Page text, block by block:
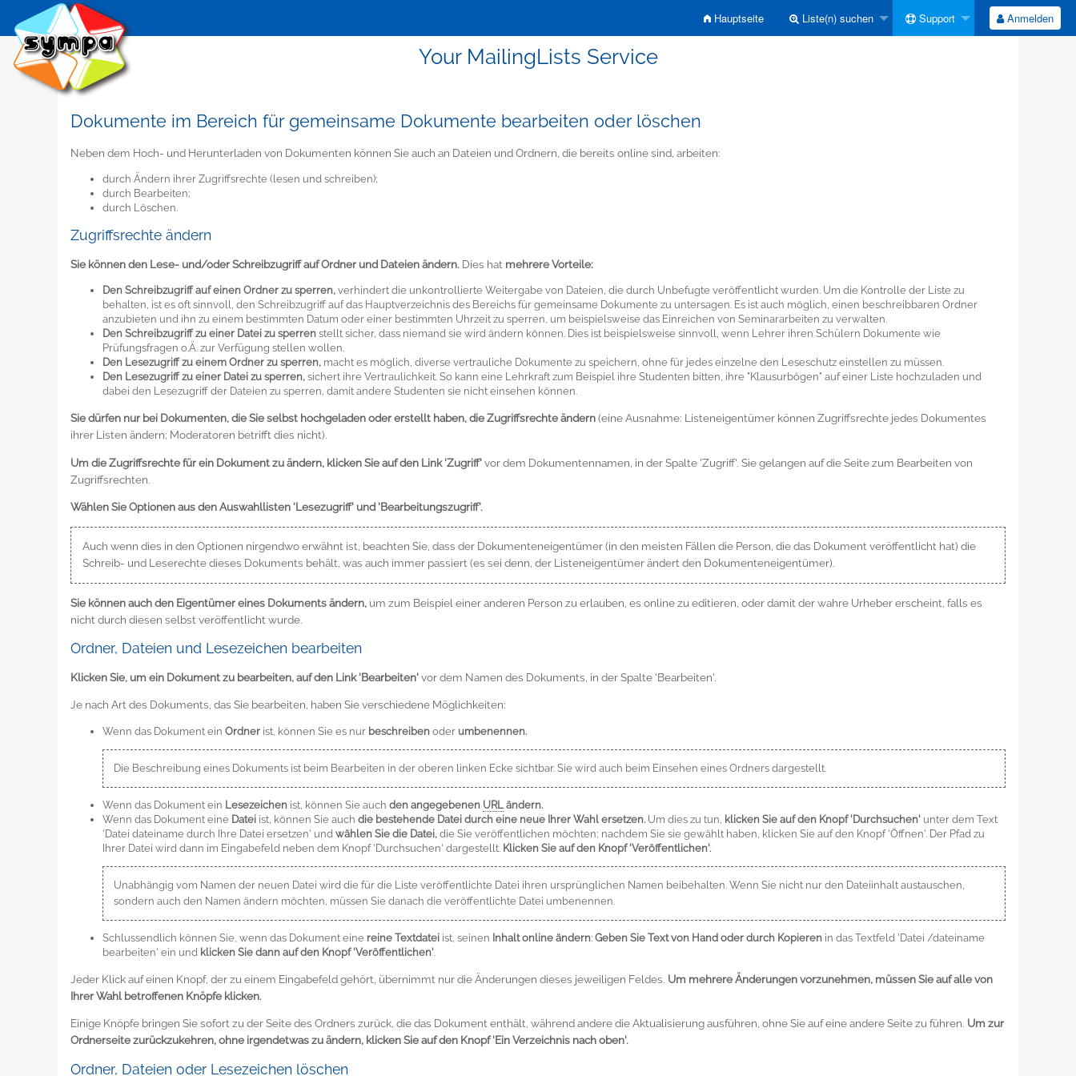
Hauptseite Liste(n) suchen Support Anmelden
Your MailingLists Service
Dokumente im Bereich für gemeinsame Dokumente bearbeiten oder löschen
Neben dem Hoch- und Herunterladen von Dokumenten können Sie auch an Dateien und Ordnern, die bereits online sind, arbeiten:
durch Ändern ihrer Zugriffsrechte (lesen und schreiben);
durch Bearbeiten;
durch Löschen.
Zugriffsrechte ändern
Sie können den Lese- und/oder Schreibzugriff auf Ordner und Dateien ändern. Dies hat mehrere Vorteile:
Den Schreibzugriff auf einen Ordner zu sperren, verhindert die unkontrollierte Weitergabe von Dateien, die durch Unbefugte veröffentlicht wurden. Um die Kontrolle der Liste zu
behalten, ist es oft sinnvoll, den Schreibzugriff auf das Hauptverzeichnis des Bereichs für gemeinsame Dokumente zu untersagen. Es ist auch möglich, einen beschreibbaren Ordner
anzubieten und ihn zu einem bestimmten Datum oder einer bestimmten Uhrzeit zu sperren, um beispielsweise das Einreichen von Seminararbeiten zu verwalten.
Den Schreibzugriff zu einer Datei zu sperren stellt sicher, dass niemand sie wird ändern können. Dies ist beispielsweise sinnvoll, wenn Lehrer ihren Schülern Dokumente wie
Prüfungsfragen o.Ä. zur Verfügung stellen wollen.
Den Lesezugriff zu einem Ordner zu sperren, macht es möglich, diverse vertrauliche Dokumente zu speichern, ohne für jedes einzelne den Leseschutz einstellen zu müssen.
Den Lesezugriff zu einer Datei zu sperren, sichert ihre Vertraulichkeit. So kann eine Lehrkraft zum Beispiel ihre Studenten bitten, ihre "Klausurbögen" auf einer Liste hochzuladen und
dabei den Lesezugriff der Dateien zu sperren, damit andere Studenten sie nicht einsehen können.
Sie dürfen nur bei Dokumenten, die Sie selbst hochgeladen oder erstellt haben, die Zugriffsrechte ändern(eine Ausnahme: Listeneigentümer können Zugriffsrechte jedes Dokumentes
ihrer Listen ändern; Moderatoren betrifft dies nicht).
Um die Zugriffsrechte für ein Dokument zu ändern, klicken Sie auf den Link 'Zugriff'vor dem Dokumentennamen, in der Spalte 'Zugriff'. Sie gelangen auf die Seite zum Bearbeiten von
Zugriffsrechten.
Wählen Sie Optionen aus den Auswahllisten 'Lesezugriff' und 'Bearbeitungszugriff'.
Auch wenn dies in den Optionen nirgendwo erwähnt ist, beachten Sie, dass der Dokumenteneigentümer (in den meisten Fällen die Person, die das Dokument veröffentlicht hat) die
Schreib- und Leserechte dieses Dokuments behält, was auch immer passiert (es sei denn, der Listeneigentümer ändert den Dokumenteneigentümer).
Sie können auch den Eigentümer eines Dokuments ändern, um zum Beispiel einer anderen Person zu erlauben, es online zu editieren, oder damit der wahre Urheber erscheint, falls es
nicht durch diesen selbst veröffentlicht wurde.
Ordner, Dateien und Lesezeichen bearbeiten
Klicken Sie, um ein Dokument zu bearbeiten, auf den Link 'Bearbeiten'vor dem Namen des Dokuments, in der Spalte 'Bearbeiten'.
Je nach Art des Dokuments, das Sie bearbeiten, haben Sie verschiedene Möglichkeiten:
Wenn das Dokument ein Ordner ist, können Sie es nur beschreiben oder umbenennen.
Die Beschreibung eines Dokuments ist beim Bearbeiten in der oberen linken Ecke sichtbar. Sie wird auch beim Einsehen eines Ordners dargestellt.
Wenn das Dokument ein Lesezeichen ist, können Sie auch den angegebenen URL ändern.
Wenn das Dokument eine Datei ist, können Sie auch die bestehende Datei durch eine neue Ihrer Wahl ersetzen. Um dies zu tun, klicken Sie auf den Knopf 'Durchsuchen' unter dem Text
'Datei dateiname durch Ihre Datei ersetzen' und wählen Sie die Datei, die Sie veröffentlichen möchten; nachdem Sie sie gewählt haben, klicken Sie auf den Knopf 'Öffnen'. Der Pfad zu
Ihrer Datei wird dann im Eingabefeld neben dem Knopf 'Durchsuchen' dargestellt. Klicken Sie auf den Knopf 'Veröffentlichen'.
Unabhängig vom Namen der neuen Datei wird die für die Liste veröffentlichte Datei ihren ursprünglichen Namen beibehalten. Wenn Sie nicht nur den Dateiinhalt austauschen,
sondern auch den Namen ändern möchten, müssen Sie danach die veröffentlichte Datei umbenennen.
Schlussendlich können Sie, wenn das Dokument eine reine Textdatei ist, seinen Inhalt online ändern: Geben Sie Text von Hand oder durch Kopieren in das Textfeld 'Datei /dateiname
bearbeiten' ein und klicken Sie dann auf den Knopf 'Veröffentlichen'
Jeder Klick auf einen Knopf, der zu einem Eingabefeld gehört, übernimmt nur die Änderungen dieses jeweiligen Feldes. Um mehrere Änderungen vorzunehmen, müssen Sie auf alle von
Ihrer Wahl betroffenen Knöpfe klicken.
Einige Knöpfe bringen Sie sofort zu der Seite des Ordners zurück, die das Dokument enthält, während andere die Aktualisierung ausführen, ohne Sie auf eine andere Seite zu führen. Um zur
Ordnerseite zurückzukehren, ohne irgendetwas zu ändern, klicken Sie auf den Knopf 'Ein Verzeichnis nach oben'.
Ordner, Dateien oder Lesezeichen löschen